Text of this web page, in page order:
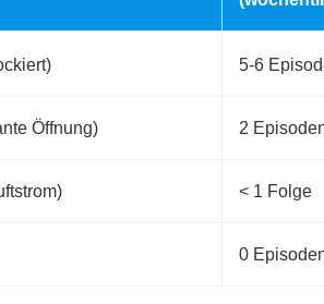
5-6
Öffnung) 2
< 1 Folge
0